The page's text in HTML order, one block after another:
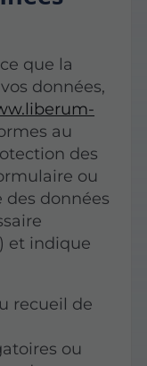
que la
données,
au
des
ou
données
et indique
recueil de
ou